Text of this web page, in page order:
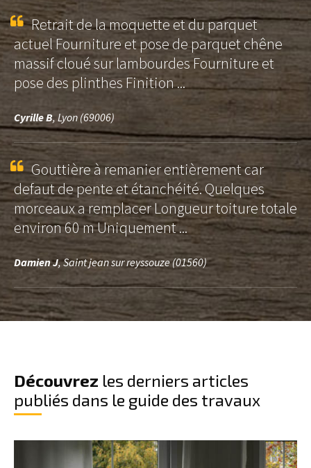
Retrait de la moquette et du parquet
actuel Fourniture et pose de parquet chêne
massif cloué sur lambourdes Fourniture et
pose des plinthes Finition ...
Cyrille B, Lyon (69006)
Gouttière à remanier entièrement car
defaut de pente et étanchéité. Quelques
morceaux a remplacer Longueur toiture totale
environ 60 m Uniquement ...
Damien J, Saint jean sur reyssouze (01560)
Découvrez les derniers articles
publiés dans le guide des travaux